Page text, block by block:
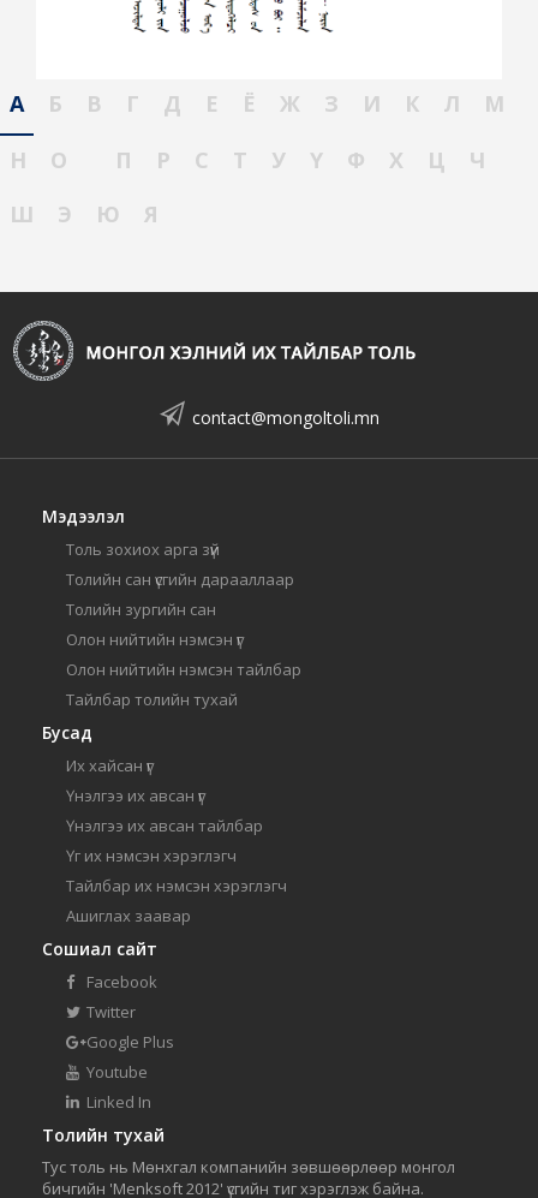
А Б В Г Д Е Ё Ж З И К Л
М
Н
О П Р С Т У Ү Ф Х Ц
Ч
Ш
Э Ю Я
contact@mongoltoli.mn
Мэдээлэл
Толь зохиох арга зүй
Толийн сан үсгийн дарааллаар
Толийн зургийн сан
Олон нийтийн нэмсэн үг
Олон нийтийн нэмсэн тайлбар
Тайлбар толийн тухай
Бусад
Их хайсан үг
Үнэлгээ их авсан үг
Үнэлгээ их авсан тайлбар
Үг их нэмсэн хэрэглэгч
Тайлбар их нэмсэн хэрэглэгч
Ашиглах заавар
Сошиал сайт
Facebook
Twitter
Google Plus
Youtube
Linked In
Толийн тухай
Тус толь нь Мөнхгал компанийн зөвшөөрлөөр монгол
бичгийн 'Menksoft 2012' үсгийн тиг хэрэглэж байна.